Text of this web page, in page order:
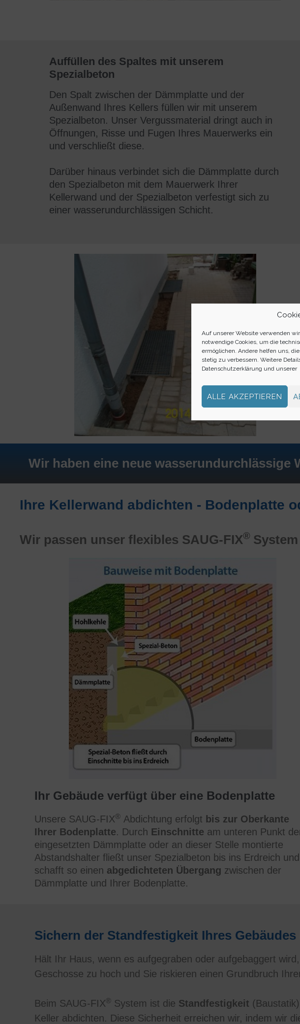
Auf unserer Website verwenden
notwendige Cookies, um die
ermöglichen. Andere helfen uns,
stetig zu verbessern. Weitere
Datenschutzerklärung und unserer
ALLE AKZEPTIEREN
Auffüllen des Spaltes mit unserem
Spezialbeton
Den Spalt zwischen der Dämmplatte und der
Außenwand Ihres Kellers füllen wir mit unserem
Spezialbeton. Unser Vergussmaterial dringt auch in
Öffnungen, Risse und Fugen Ihres Mauerwerks ein
und verschließt diese.
Darüber hinaus verbindet sich die Dämmplatte durch
den Spezialbeton mit dem Mauerwerk Ihrer
Kellerwand und der Spezialbeton verfestigt sich zu
einer wasserundurchlässigen Schicht.
Wir haben eine neue wasserundurchlässige
Ihre Kellerwand abdichten - Bodenplatte
Wir passen unser flexibles SAUG-FIX®
Ihr Gebäude verfügt über eine Bodenplatte
Unsere SAUG-FIX® Abdichtung erfolgt bis zur Oberkante
Ihrer Bodenplatte. Durch Einschnitte am unteren Punkt
eingesetzten Dämmplatte oder an dieser Stelle montierte
Abstandshalter fließt unser Spezialbeton bis ins Erdreich und
schafft so einen abgedichteten Übergang zwischen der
Dämmplatte und Ihrer Bodenplatte.
Sichern der Standfestigkeit Ihres
Hält Ihr Haus, wenn es aufgegraben oder aufgebaggert
Geschosse zu hoch und Sie riskieren einen Grundbruch
Beim SAUG-FIX® System ist die Standfestigkeit (Baustatik)
Keller abdichten. Diese Sicherheit erreichen wir, indem wir